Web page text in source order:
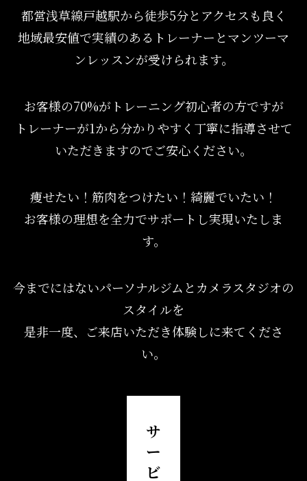
都営浅草線戸越駅から徒歩5分とアクセスも良く
地域最安値で実績のあるトレーナーとマンツーマ
ンレッスンが受けられます。
お客様の70%がトレーニング初心者の方ですが
トレーナーが1から分かりやすく丁寧に指導させて
いただきますのでご安心ください。
痩せたい！筋肉をつけたい！綺麗でいたい！
お客様の理想を全力でサポートし実現いたしま
す。
今までにはないパーソナルジムとカメラスタジオの
スタイルを
是非一度、ご来店いただき体験しに来てくださ
い。
サ
ー
ビ